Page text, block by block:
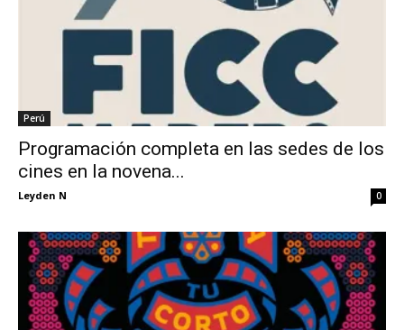
Perú
Programación completa en las sedes de los
cines en la novena...
Leyden N 0